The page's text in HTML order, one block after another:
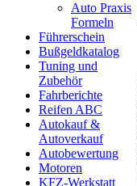
Auto Praxis
Formeln
Führerschein
Bußgeldkatalog
Tuning und
Zubehör
Fahrberichte
Reifen ABC
Autokauf &
Autoverkauf
Autobewertung
Motoren
KFZ-Werkstatt